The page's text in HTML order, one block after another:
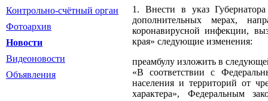
Контрольно-счётный орган
Фотоархив
Новости
Видеоновости
Объявления
1. Внести в указ
дополнительных мерах,
коронавирусной инфекции,
края» следующие изменения:
преамбулу изложить в
«В соответствии с
населения и территорий от
характера», Федеральным